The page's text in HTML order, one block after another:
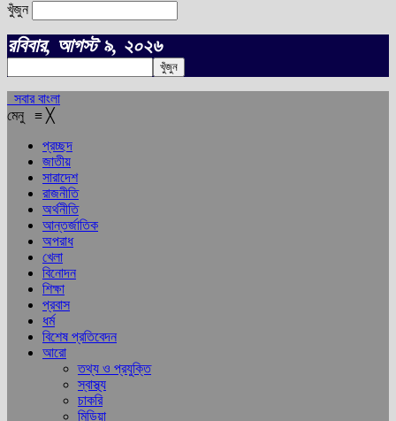
খুঁজুন
রবিবার, আগস্ট ৯, ২০২৬
সবার বাংলা
মেনু ≡ ╳
প্রচ্ছদ
জাতীয়
সারাদেশ
রাজনীতি
অর্থনীতি
আন্তর্জাতিক
অপরাধ
খেলা
বিনোদন
শিক্ষা
প্রবাস
ধর্ম
বিশেষ প্রতিবেদন
আরো
তথ্য ও প্রযুক্তি
স্বাস্থ্য
চাকরি
মিডিয়া